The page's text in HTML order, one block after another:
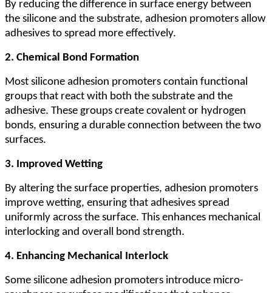
By reducing the difference in surface energy between
the silicone and the substrate, adhesion promoters allow
adhesives to spread more effectively.
2. Chemical Bond Formation
Most silicone adhesion promoters contain functional
groups that react with both the substrate and the
adhesive. These groups create covalent or hydrogen
bonds, ensuring a durable connection between the two
surfaces.
3. Improved Wetting
By altering the surface properties, adhesion promoters
improve wetting, ensuring that adhesives spread
uniformly across the surface. This enhances mechanical
interlocking and overall bond strength.
4. Enhancing Mechanical Interlock
Some silicone adhesion promoters introduce micro-